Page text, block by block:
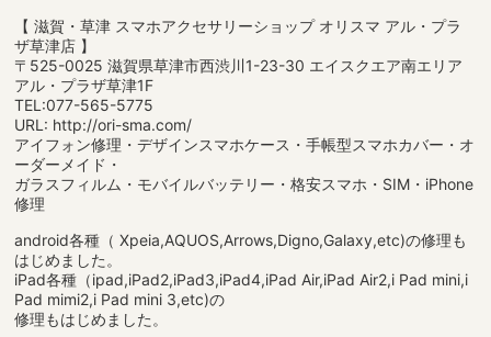
【 滋賀・草津 スマホアクセサリーショップ オリスマ アル・プラ
ザ草津店 】
〒525-0025 滋賀県草津市西渋川1-23-30 エイスクエア南エリア
アル・プラザ草津1F
TEL:077-565-5775
URL: http://ori-sma.com/
アイフォン修理・デザインスマホケース・手帳型スマホカバー・オ
ーダーメイド・
ガラスフィルム・モバイルバッテリー・格安スマホ・SIM・iPhone
修理
android各種（ Xpeia,AQUOS,Arrows,Digno,Galaxy,etc)の修理も
はじめました。
iPad各種（ipad,iPad2,iPad3,iPad4,iPad Air,iPad Air2,i Pad mini,i
Pad mimi2,i Pad mini 3,etc)の
修理もはじめました。